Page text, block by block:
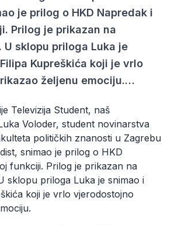
je prilog o HKD Napredak i
Prilog je prikazan na
U sklopu priloga Luka je
Kupreškića koji je vrlo
željenu emociju.…
Televizija Student, naš
Voloder, student novinarstva
političkih znanosti u Zagrebu
snimao je prilog o HKD
funkciji. Prilog je prikazan na
sklopu priloga Luka je snimao i
koji je vrlo vjerodostojno